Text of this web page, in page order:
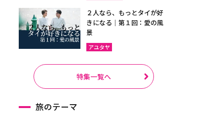
２人なら、もっとタイが好
きになる｜第１回：愛の風
景
アユタヤ
特集一覧へ
旅のテーマ